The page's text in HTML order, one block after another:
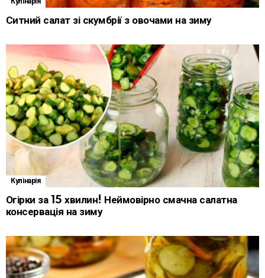
Ситний салат зі скумбрії з овочами на зиму
Кулінарія
Огірки за 15 хвилин! Неймовірно смачна салатна
консервація на зиму